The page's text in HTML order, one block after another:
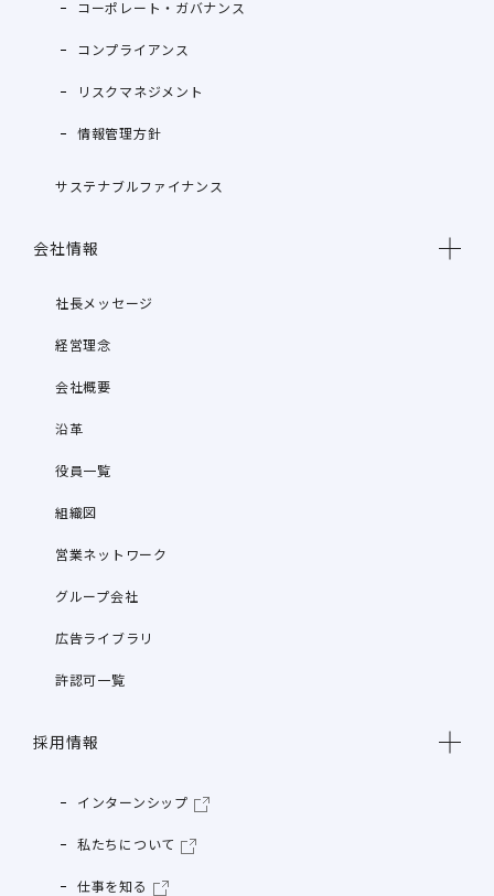
コーポレート・ガバナンス
コンプライアンス
リスクマネジメント
情報管理方針
サステナブルファイナンス
会社情報
社長メッセージ
経営理念
会社概要
沿革
役員一覧
組織図
営業ネットワーク
グループ会社
広告ライブラリ
許認可一覧
採用情報
インターンシップ
私たちについて
仕事を知る